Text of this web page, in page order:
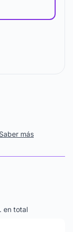
Saber más
en total